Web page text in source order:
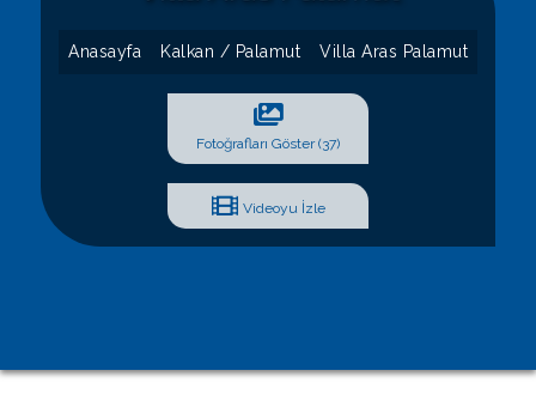
BlogAnasayfa Kalkan / Palamut Villa Aras Palamut
Fotoğrafları Göster (37)
Videoyu İzle